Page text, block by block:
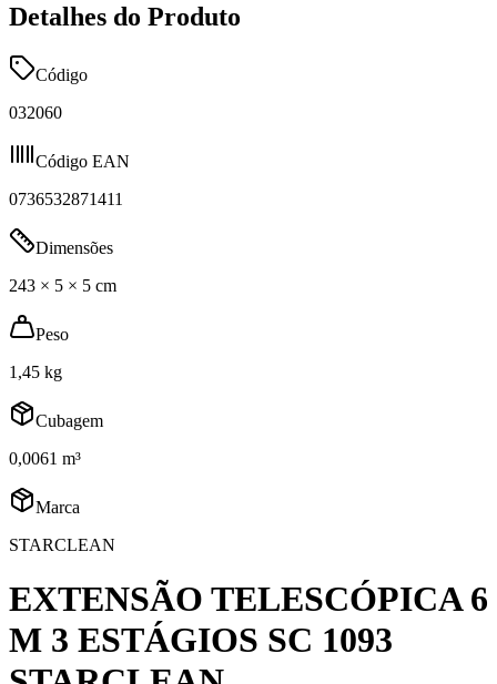
Detalhes do Produto
Código
032060
Código EAN
0736532871411
Dimensões
243 × 5 × 5 cm
Peso
1,45 kg
Cubagem
0,0061 m³
Marca
STARCLEAN
EXTENSÃO TELESCÓPICA 6
M 3 ESTÁGIOS SC 1093